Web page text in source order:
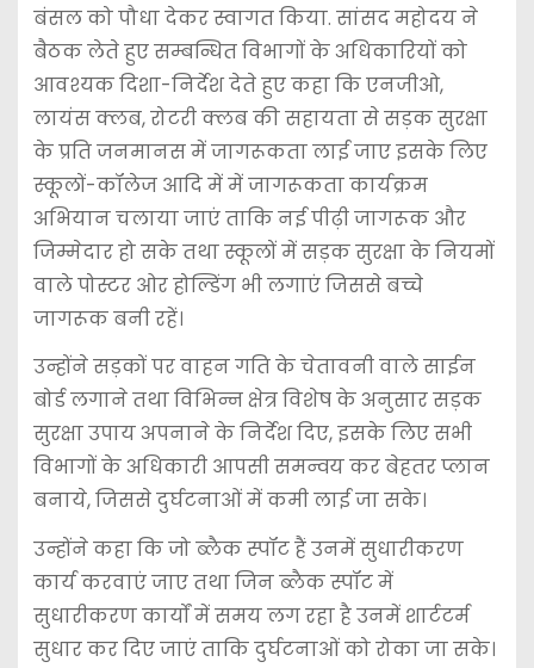
बंसल को पौधा देकर स्वागत किया. सांसद महोदय ने
बैठक लेते हुए सम्बन्धित विभागों के अधिकारियों को
आवश्यक दिशा-निर्देश देते हुए कहा कि एनजीओ,
लायंस क्लब, रोटरी क्लब की सहायता से सड़क सुरक्षा
के प्रति जनमानस में जागरूकता लाई जाए इसके लिए
स्कूलों-कॉलेज आदि में में जागरूकता कार्यक्रम
अभियान चलाया जाएं ताकि नई पीढ़ी जागरूक और
जिम्मेदार हो सके तथा स्कूलों में सड़क सुरक्षा के नियमों
वाले पोस्टर ओर होल्डिंग भी लगाएं जिससे बच्चे
जागरूक बनी रहें।
उन्होंने सड़कों पर वाहन गति के चेतावनी वाले साईन
बोर्ड लगाने तथा विभिन्न क्षेत्र विशेष के अनुसार सड़क
सुरक्षा उपाय अपनाने के निर्देश दिए, इसके लिए सभी
विभागों के अधिकारी आपसी समन्वय कर बेहतर प्लान
बनाये, जिससे दुर्घटनाओं में कमी लाई जा सके।
उन्होंने कहा कि जो ब्लैक स्पॉट हैं उनमें सुधारीकरण
कार्य करवाएं जाए तथा जिन ब्लैक स्पॉट में
सुधारीकरण कार्यों में समय लग रहा है उनमें शार्टटर्म
सुधार कर दिए जाएं ताकि दुर्घटनाओं को रोका जा सके।